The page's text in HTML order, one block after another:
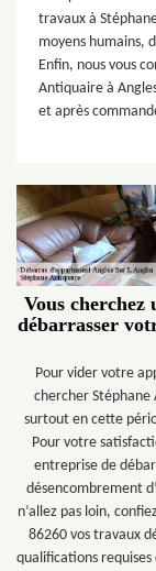
travaux à
moyens humains,
Enfin, nous vous
Antiquaire à
et après
Vous
débarrasser
Pour vider votre
chercher
surtout en cette
Pour votre
entreprise de
désencombrement
n’allez pas loin,
86260 vos travaux
qualifications requises